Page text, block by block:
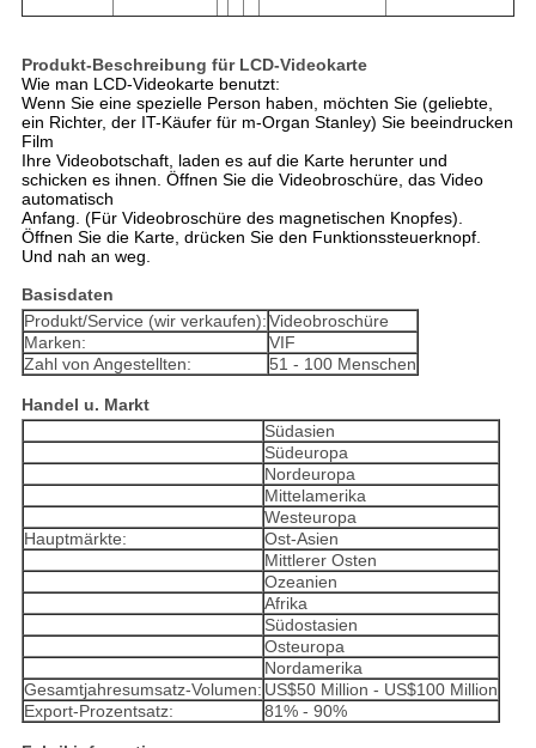
Produkt-Beschreibung für LCD-Videokarte
Wie man LCD-Videokarte benutzt:
Wenn Sie eine spezielle Person haben, möchten Sie (geliebte,
ein Richter, der IT-Käufer für m-Organ Stanley) Sie beeindrucken
Film
Ihre Videobotschaft, laden es auf die Karte herunter und
schicken es ihnen. Öffnen Sie die Videobroschüre, das Video
automatisch
Anfang. (Für Videobroschüre des magnetischen Knopfes).
Öffnen Sie die Karte, drücken Sie den Funktionssteuerknopf.
Und nah an weg.
Basisdaten
Produkt/Service (wir verkaufen):Videobroschüre
Marken:
VIF
Zahl von Angestellten:
51 - 100 Menschen
Handel u. Markt
Südasien
Südeuropa
Nordeuropa
Mittelamerika
Westeuropa
Hauptmärkte:
Ost-Asien
Mittlerer Osten
Ozeanien
Afrika
Südostasien
Osteuropa
Nordamerika
Gesamtjahresumsatz-Volumen: US$50 Million - US$100 Million
Export-Prozentsatz:
81% - 90%